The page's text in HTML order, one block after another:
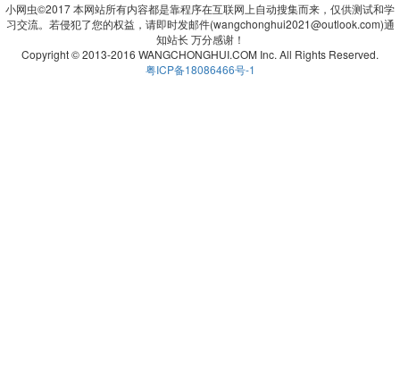
小网虫©2017 本网站所有内容都是靠程序在互联网上自动搜集而来，仅供测试和学
习交流。若侵犯了您的权益，请即时发邮件(wangchonghui2021@outlook.com)通
知站长 万分感谢！
Copyright © 2013-2016 WANGCHONGHUI.COM Inc. All Rights Reserved.
粤ICP备18086466号-1